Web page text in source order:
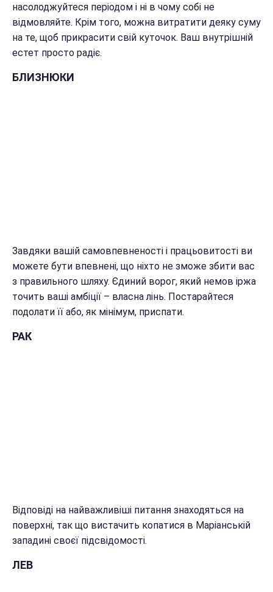
насолоджуйтеся періодом і ні в чому собі не
відмовляйте. Крім того, можна витратити деяку суму
на те, щоб прикрасити свій куточок. Ваш внутрішній
естет просто радіє.
БЛИЗНЮКИ
Завдяки вашій самовпевненості і працьовитості ви
можете бути впевнені, що ніхто не зможе збити вас
з правильного шляху. Єдиний ворог, який немов іржа
точить ваші амбіції – власна лінь. Постарайтеся
подолати її або, як мінімум, приспати.
РАК
Відповіді на найважливіші питання знаходяться на
поверхні, так що вистачить копатися в Маріанській
западині своєї підсвідомості.
ЛЕВ